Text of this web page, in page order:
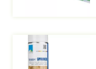
Afbeelding